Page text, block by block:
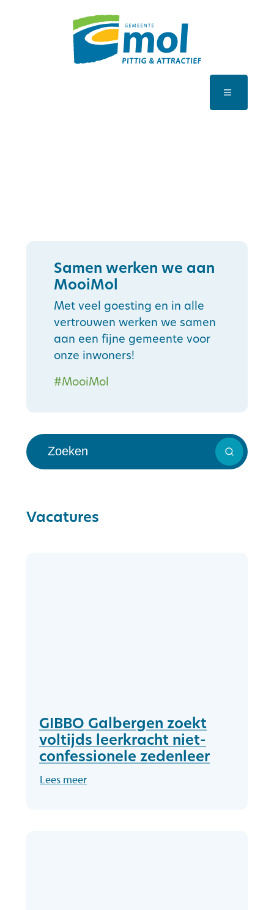
Naar inhoudMol Jobs
Menu
Samen werken we aan
MooiMol
Met veel goesting en in alle
vertrouwen werken we samen
aan een fijne gemeente voor
onze inwoners!
#MooiMol
Op zoek naar een job?
Zoeken
Vacatures
GIBBO Galbergen zoekt
voltijds leerkracht niet-
confessionele zedenleer
Lees meer